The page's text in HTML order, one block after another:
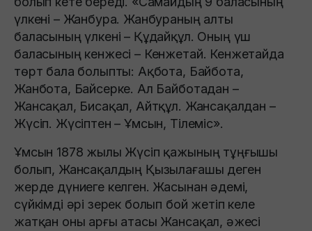
үлкенi – Жанбура. Жанбураның алты
баласының үлкенi – Құдайқұл. Оның үш
баласының кенжесi – Кенжетай. Кенжетайда
төрт бала болыпты: Ақбота, Байбота,
Жанбота, Байсерке. Ал Байботадан –
Жансақал, Бисақал, Айтқұл. Жансақалдан –
Жүсіп. Жүсіптен – Ұмсын, Тiлемiс».
Ұмсын 1878 жылы Жүсіп қажының тұңғышы
болып, Жансақалдың Қызылағашы деген
жерде дүниеге келген. Жасынан әдемі,
сүйкімді әрі зерек болып бой жетіп келе
жатқан оны арғы атасы Жансақал, әжесi